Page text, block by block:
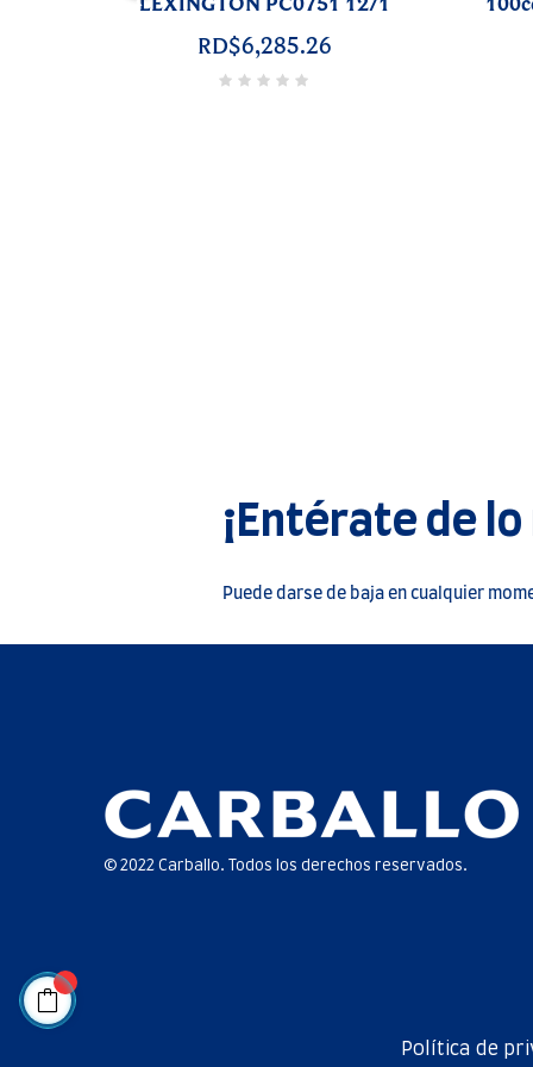
SET50x20 2770
RD$23,045.25
¡Entérate de
Puede darse de baja en cualquier
© 2022 Carballo. Todos los derechos reservados.
Política de